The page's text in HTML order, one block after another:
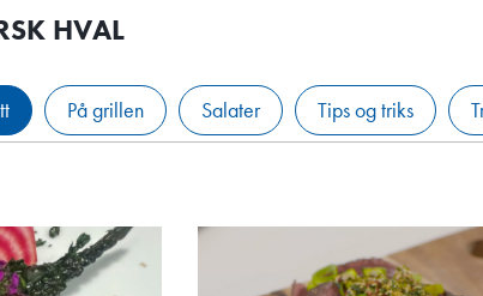
HVAL
På grillen Salater Tips og triks